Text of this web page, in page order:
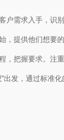
户需求入手，识
，提供他们想要
，把握要求。注
出发，通过标准